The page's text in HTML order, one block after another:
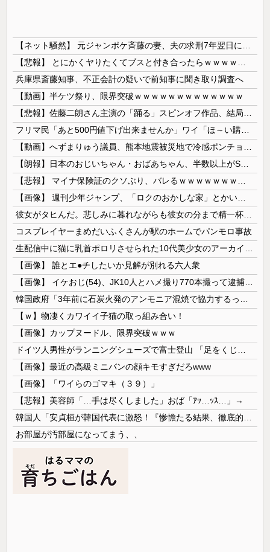
兵庫県斎藤知事、不正会計の疑いで前知事に聞き取り調査へ
【動画】半ケツ祭り、限界突破ｗｗｗｗｗｗｗｗｗｗｗｗｗ
コスプレイヤーまめだいふくさんが駅のホームでパンモロ事故
【画像】 誰とエ●チしたいか見解が別れる六人衆
【ｗ】物凄くカワイイ子猫の取っ組み合い！
【画像】カップヌードル、限界突破ｗｗｗ
【画像】最近の高級ミニバンの顔キモすぎだろwww
【画像】「ワイらのゴマキ（３９）」
【悲報】美容師「…手は尽くしました」おば「ｱｯ…ｯｽ…」→
お部屋が汚部屋になってまう、、